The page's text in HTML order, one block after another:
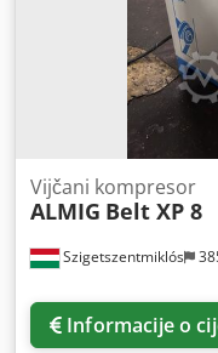
Szigetszentmiklós
Vijčani kompresor
ALMIG Belt XP 8
Informacije o